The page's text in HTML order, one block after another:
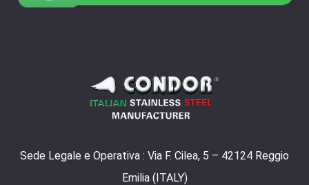
Sede Legale e Operativa : Via F. Cilea, 5 – 42124 Reggio
Emilia (ITALY)